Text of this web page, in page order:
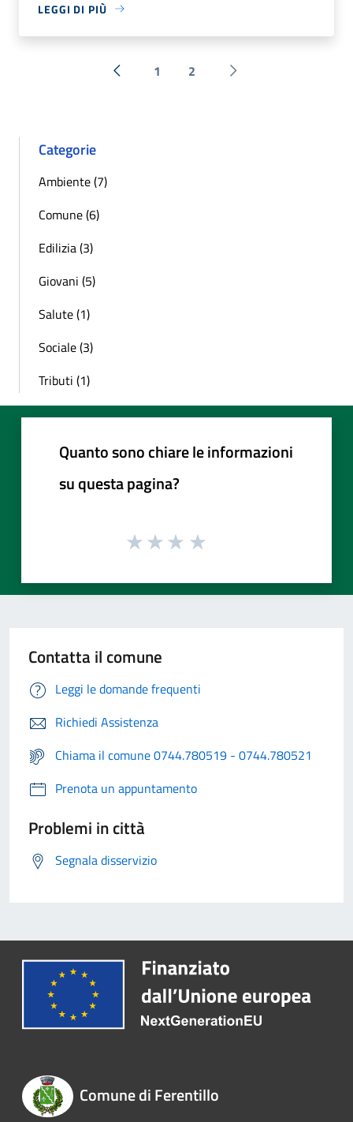
LEGGI DI PIÙ
« Precedente
1 2 Successiva »
Categorie
Ambiente (7)
Comune (6)
Edilizia (3)
Giovani (5)
Salute (1)
Sociale (3)
Tributi (1)
Quanto sono chiare le informazioni
su questa pagina?
Contatta il comune
Leggi le domande frequenti
Richiedi Assistenza
Chiama il comune 0744.780519 - 0744.780521
Prenota un appuntamento
Problemi in città
Segnala disservizio
Comune di Ferentillo